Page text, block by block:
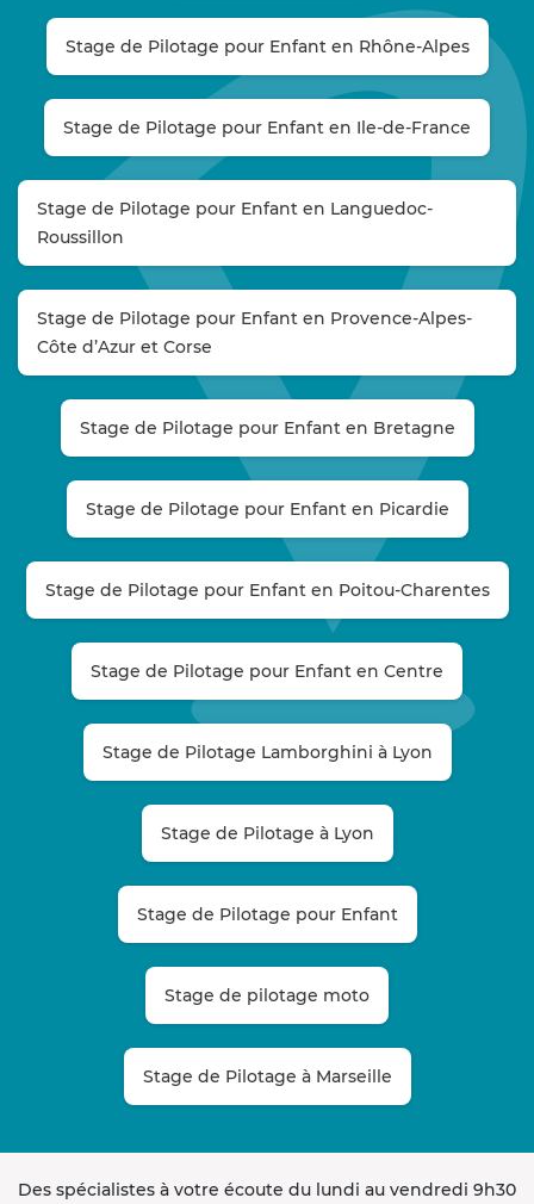
Stage de Pilotage pour Enfant en Rhône-Alpes
Stage de Pilotage pour Enfant en Ile-de-France
Stage de Pilotage pour Enfant en Languedoc-
Roussillon
Stage de Pilotage pour Enfant en Provence-Alpes-
Côte d’Azur et Corse
Stage de Pilotage pour Enfant en Bretagne
Stage de Pilotage pour Enfant en Picardie
Stage de Pilotage pour Enfant en Poitou-Charentes
Stage de Pilotage pour Enfant en Centre
Stage de Pilotage Lamborghini à Lyon
Stage de Pilotage à Lyon
Stage de Pilotage pour Enfant
Stage de pilotage moto
Stage de Pilotage à Marseille
Des spécialistes à votre écoute du lundi au vendredi 9h30